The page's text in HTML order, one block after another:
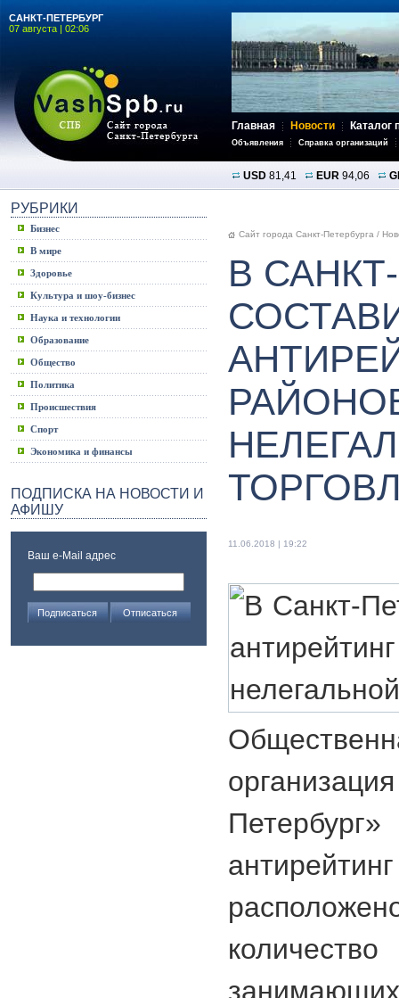
САНКТ-ПЕТЕРБУРГ
07 августа | 02:06
Главная Новости Каталог
Объявления Справка организаций
USD 81,41 EUR 94,06
РУБРИКИ
Бизнес
В мире
Здоровье
Культура и шоу-бизнес
Наука и технологии
Образование
Общество
Политика
Происшествия
Спорт
Экономика и финансы
ПОДПИСКА НА НОВОСТИ И
АФИШУ
Ваш e-Mail адрес
Сайт города Санкт-Петербурга /
В
11.06.2018 | 19:22